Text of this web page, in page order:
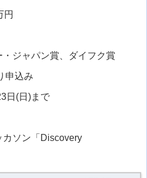
円
ジャパン賞、ダイフク賞
申込み
⽇(⽇)まで
ソン「 Discovery